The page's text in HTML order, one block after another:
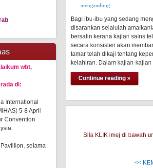
wbt,
di:
International
5-8 April
Convention
selama
mengandung
Bagi ibu-ibu yang sedang
disarankan selalulah
bersalin kerana kajian sains
secara konsisten akan
tamar telah dikaji tentang
kelahiran. Dalam kajian-
Continue reading »
Sila KLIK imej di bawah
<<